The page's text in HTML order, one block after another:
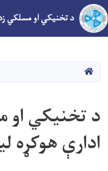
د تخنیکي او مسلکي
کور
د تخنیکي او
ادارې هوکړه